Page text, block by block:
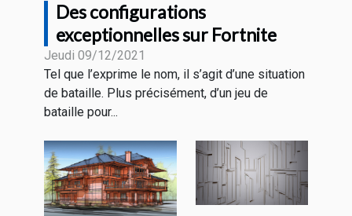
Des configurations
exceptionnelles sur Fortnite
Jeudi 09/12/2021
Tel que l’exprime le nom, il s’agit d’une situation
de bataille. Plus précisément, d’un jeu de
bataille pour...